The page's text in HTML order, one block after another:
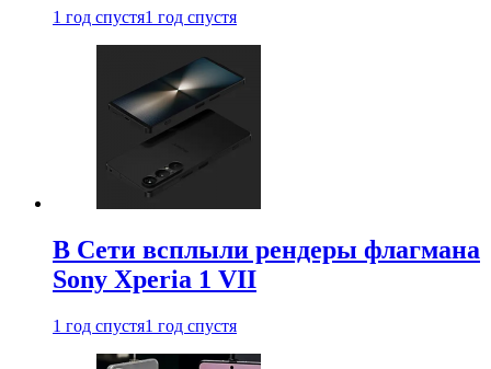
1 год спустя1 год спустя
В Сети всплыли рендеры флагмана
Sony Xperia 1 VII
1 год спустя1 год спустя